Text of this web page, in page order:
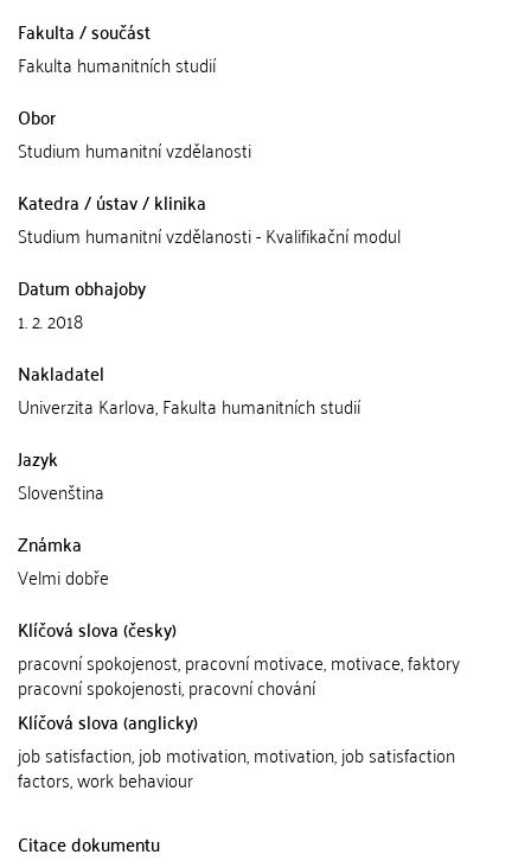
Fakulta / součást
Fakulta humanitních studií
Obor
Studium humanitní vzdělanosti
Katedra / ústav / klinika
Studium humanitní vzdělanosti - Kvalifikační modul
Datum obhajoby
1. 2. 2018
Nakladatel
Univerzita Karlova, Fakulta humanitních studií
Jazyk
Slovenština
Známka
Velmi dobře
Klíčová slova (česky)
pracovní spokojenost, pracovní motivace, motivace, faktory
pracovní spokojenosti, pracovní chování
Klíčová slova (anglicky)
job satisfaction, job motivation, motivation, job satisfaction
factors, work behaviour
Citace dokumentu